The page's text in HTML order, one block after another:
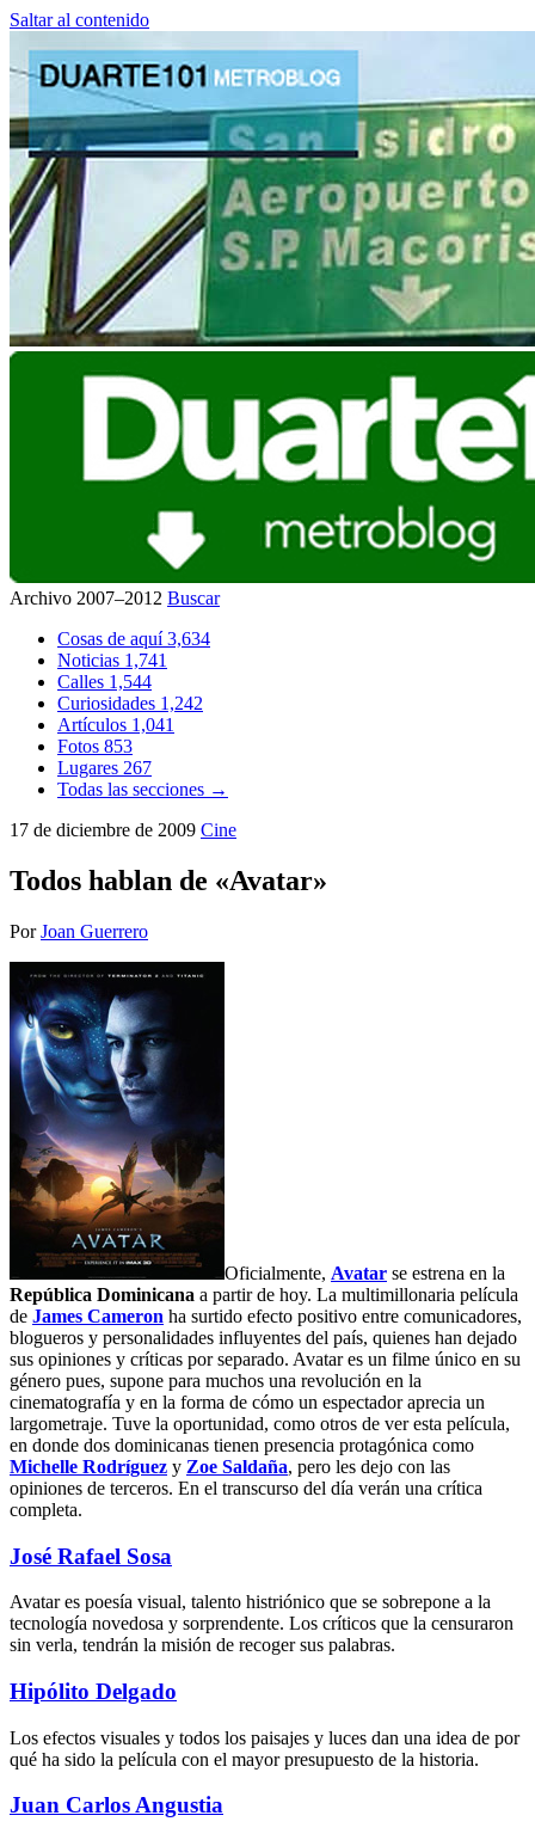
Saltar al contenido
Archivo 2007–2012 Buscar
Cosas de aquí3,634
Noticias 1,741
Calles 1,544
Curiosidades 1,242
Artículos 1,041
Fotos 853
Lugares 267
Todas las secciones →
17 de diciembre de 2009 Cine
Todos hablan de «Avatar»
PorJoan Guerrero
Oficialmente, Avatar se estrena en la
República Dominicana a partir de hoy. La multimillonaria película
de James Cameron ha surtido efecto positivo entre comunicadores,
blogueros y personalidades influyentes del país, quienes han dejado
sus opiniones y críticas por separado. Avatar es un filme único en su
género pues, supone para muchos una revolución en la
cinematografía y en la forma de cómo un espectador aprecia un
largometraje. Tuve la oportunidad, como otros de ver esta película,
en donde dos dominicanas tienen presencia protagónica como
Michelle Rodríguez y Zoe Saldaña, pero les dejo con las
opiniones de terceros. En el transcurso del día verán una crítica
completa.
José Rafael Sosa
Avatar es poesía visual, talento histriónico que se sobrepone a la
tecnología novedosa y sorprendente. Los críticos que la censuraron
sin verla, tendrán la misión de recoger sus palabras.
Hipólito Delgado
Los efectos visuales y todos los paisajes y luces dan una idea de por
qué ha sido la película con el mayor presupuesto de la historia.
Juan Carlos Angustia